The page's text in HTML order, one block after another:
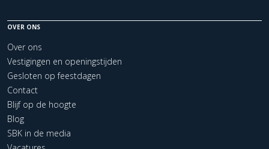
OVER ONS
Over ons
Vestigingen en openingstijden
Gesloten op feestdagen
Contact
Blijf op de hoogte
Blog
SBK in de media